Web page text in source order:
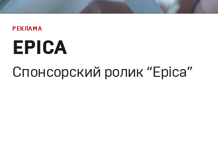
EPICA
Спонсорский ролик “Epica”
РЕКЛАМА